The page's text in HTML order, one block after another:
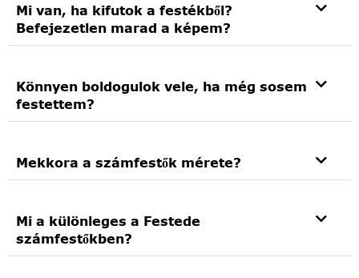
Mi van, ha kifutok a festékből?
Befejezetlen marad a képem?
Könnyen boldogulok vele, ha még sosem
festettem?
Mekkora a számfestők mérete?
Mi a különleges a Festede
számfestőkben?